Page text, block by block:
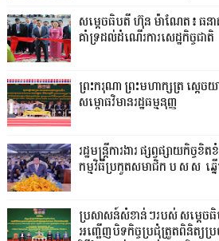
សម្តេចធិបតី ហ៊ុន ម៉ាណែត៖ ធនា
គាំទ្រដល់ដំណើរការសេដ្ឋកិច្ចជាតិ
ព្រះករុណា ព្រះមហាក្សត្រ ស្តេចយ
សម្ពោធវិមានរដ្ឋធម្មនុញ្ញ
រដ្ឋមន្ត្រីការងារ ផ្សព្វផ្សាយកិច្
កម្មវិធីប្រកួតសមាជិក ប.ស.ស. ឆ្
ប្រសាសន៍សំខាន់ៗរបស់ សម្តេ
អញ្ជើញបិទកិច្ចប្រជុំត្រួតពិនិត្យប្រ